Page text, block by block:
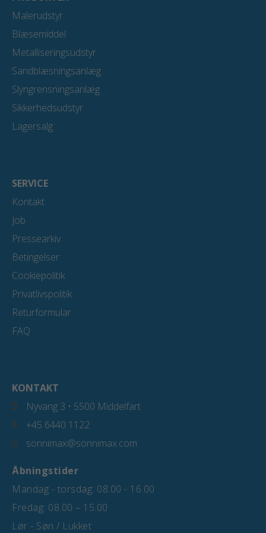
k n
Malerudstyr
Blæsemiddel
Metalliseringsudstyr
Sandblæsningsanlæg
Slyngrensningsanlæg
Sikkerhedsudstyr
Lagersalg
SERVICE
Kontakt
Job
Pressearkiv
Betingelser
Cookiepolitik
Privatlivspolitik
Returformular
FAQ
KONTAKT
Nyvang 3 • 5500 Middelfart
+45 6440 1122
sonnimax@sonnimax.com
Åbningstider
Mandag - torsdag: 08.00 - 16.00
Fredag: 08.00 – 15.00
Lør - Søn / Lukket